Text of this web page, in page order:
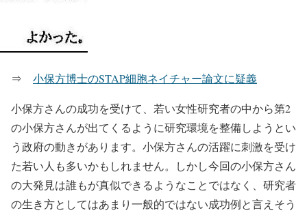
⇒ 小保方博士のSTAP細胞ネイチャー論文に疑義
小保方さんの成功を受けて、若い女性研究者の中から第2
の小保方さんが出てくるように研究環境を整備しようとい
う政府の動きがあります。小保方さんの活躍に刺激を受け
た若い人も多いかもしれません。しかし今回の小保方さん
の大発見は誰もが真似できるようなことではなく、研究者
の生き方としてはあまり一般的ではない成功例と言えそう